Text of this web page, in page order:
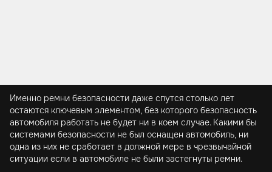
Именно ремни безопасности даже спутся столько лет
остаются ключевым элементом, без которого безопасность
автомобиля работать не будет ни в коем случае. Какими бы
системами безопасности не был оснащен автомобиль, ни
одна из них не сработает в должной мере в чрезвычайной
ситуации если в автомобиле не были застегнуты ремни.